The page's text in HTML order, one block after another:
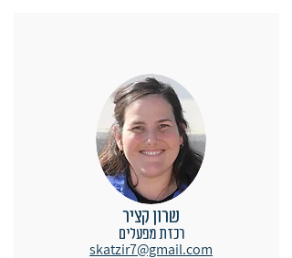
רכזת מפעלים
שרון קציר